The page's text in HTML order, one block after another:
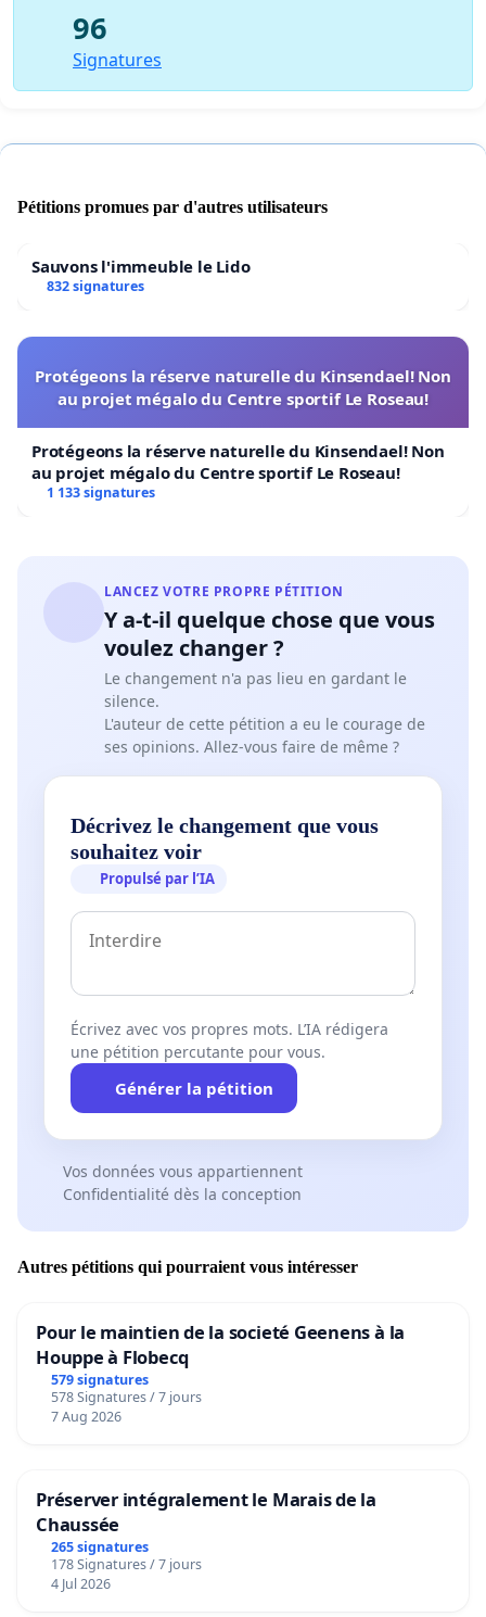
96
Signatures
Pétitions promues par d'autres utilisateurs
Sauvons l'immeuble le Lido
832 signatures
Protégeons la réserve naturelle du Kinsendael! Non
au projet mégalo du Centre sportif Le Roseau!
Protégeons la réserve naturelle du Kinsendael! Non
au projet mégalo du Centre sportif Le Roseau!
1 133 signatures
LANCEZ VOTRE PROPRE PÉTITION
Y a-t-il quelque chose que vous
voulez changer ?
Le changement n'a pas lieu en gardant le
silence.
L'auteur de cette pétition a eu le courage de
ses opinions. Allez-vous faire de même ?
Décrivez le changement que vous
souhaitez voir
Propulsé par l’IA
Écrivez avec vos propres mots. L’IA rédigera
une pétition percutante pour vous.
Générer la pétition
Vos données vous appartiennent
Confidentialité dès la conception
Autres pétitions qui pourraient vous intéresser
Pour le maintien de la societé Geenens à la
Houppe à Flobecq
579 signatures
578 Signatures / 7 jours
7 Aug 2026
Préserver intégralement le Marais de la
Chaussée
265 signatures
178 Signatures / 7 jours
4 Jul 2026